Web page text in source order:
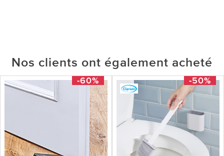
Nos clients ont également acheté
-60% -50%